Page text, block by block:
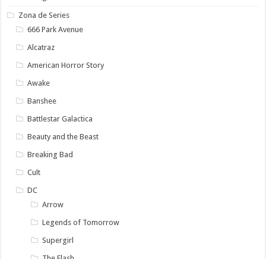
Zona de Series
666 Park Avenue
Alcatraz
American Horror Story
Awake
Banshee
Battlestar Galactica
Beauty and the Beast
Breaking Bad
Cult
DC
Arrow
Legends of Tomorrow
Supergirl